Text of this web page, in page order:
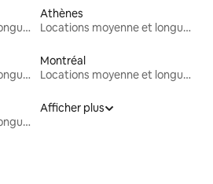
Locations moyenne et longue durée
Athènes
Locations moyenne et longue durée
Locations moyenne et longue durée
Montréal
Locations moyenne et longue durée
Locations moyenne et longue durée
Afficher plus